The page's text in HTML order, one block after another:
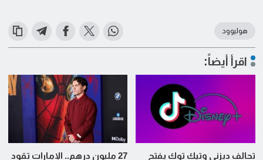
هوليوود
اقرأ أيضاً:
تحالف ديزني وتيك توك يفتح
27 مليون درهم.. الإمارات تقود